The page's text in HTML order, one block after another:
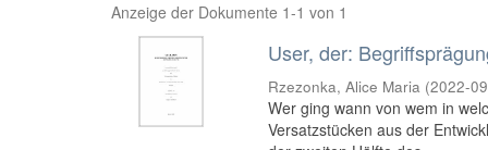
Anzeige der Dokumente 1-1 von 1
User, der:
Rzezonka, Alice Maria (2022-
Wer ging wann von wem in
Versatzstücken aus der